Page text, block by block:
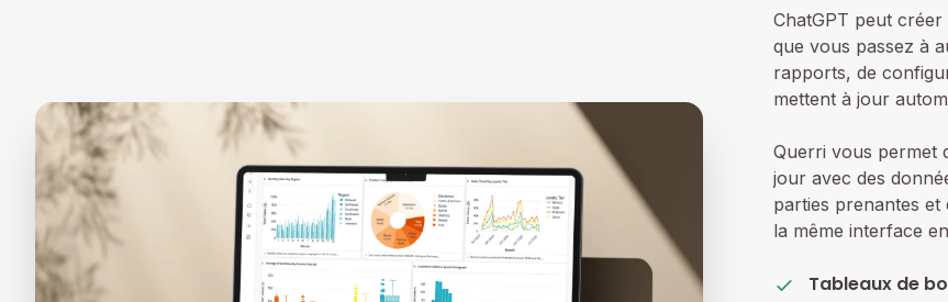
ChatGPT peut
que vous passez à
rapports, de
mettent à jour
Querri vous permet
jour avec des
parties prenantes
la même interface
Tableaux de